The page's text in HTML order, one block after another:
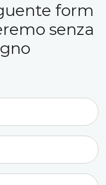
form
senza